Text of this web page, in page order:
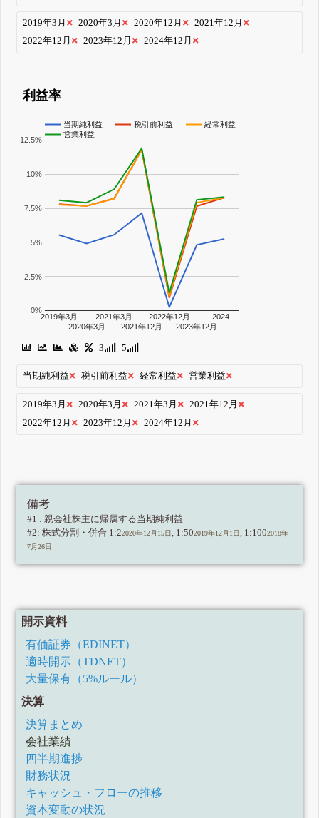
2019年3月 2020年3月 2020年12月
2021年12月
2022年12月
2023年12月 2024年12月
利益率
当期純利益 税引前利益
経常利益
営業利益
2019年3月
2020年3月
2021年3月
2021年12月
2022年12月
2023年12月
2024…
0%
2.5%
5%
7.5%
10%
12.5%
3 5
当期純利益 税引前利益 経常利益 営業利益
2019年3月 2020年3月 2021年3月
2021年12月
2022年12月
2023年12月 2024年12月
備考
#1 : 親会社株主に帰属する当期純利益
#2: 株式分割・併合 1:22020年12月15日, 1:502019年12月1日, 1:1002018年
7月26日
開示資料
有価証券（EDINET）
適時開示（TDNET）
大量保有（5%ルール）
決算
決算まとめ
会社業績
四半期進捗
財務状況
キャッシュ・フローの推移
資本変動の状況